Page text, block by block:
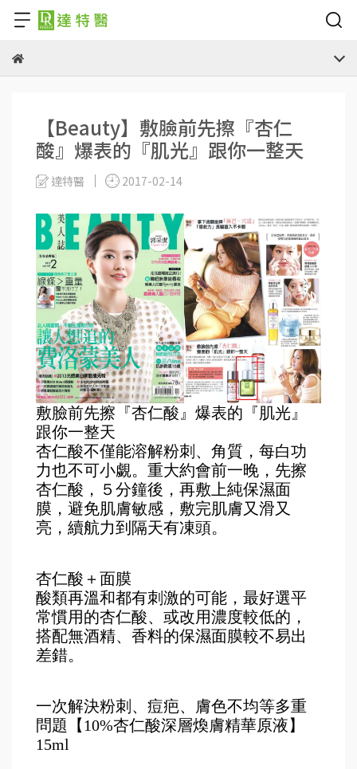
【Beauty】敷臉前先擦『杏仁
酸』爆表的『肌光』跟你一整天
達特醫 2017-02-14
敷臉前先擦『杏仁酸』爆表的『肌光』
跟你一整天
杏仁酸不僅能溶解粉刺、角質，每白功
力也不可小覷。重大約會前一晚，先擦
杏仁酸，５分鐘後，再敷上純保濕面
膜，避免肌膚敏感，敷完肌膚又滑又
亮，續航力到隔天有凍頭。
杏仁酸＋面膜
酸類再溫和都有刺激的可能，最好選平
常慣用的杏仁酸、或改用濃度較低的，
搭配無酒精、香料的保濕面膜較不易出
差錯。
一次解決粉刺、痘疤、膚色不均等多重
問題【10%杏仁酸深層煥膚精華原液】
15ml